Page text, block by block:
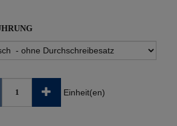
Einheit(en)